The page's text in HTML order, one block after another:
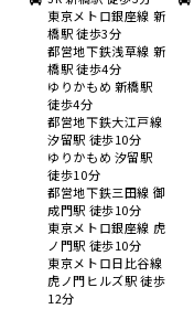
東京メトロ銀座線 新
橋駅 徒歩3分
都営地下鉄浅草線 新
橋駅 徒歩4分
ゆりかもめ 新橋駅
徒歩4分
都営地下鉄大江戸線
汐留駅 徒歩10分
ゆりかもめ 汐留駅
徒歩10分
都営地下鉄三田線 御
成門駅 徒歩10分
東京メトロ銀座線 虎
ノ門駅 徒歩10分
東京メトロ日比谷線
虎ノ門ヒルズ駅 徒歩
12分